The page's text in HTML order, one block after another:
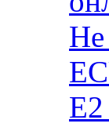
Не